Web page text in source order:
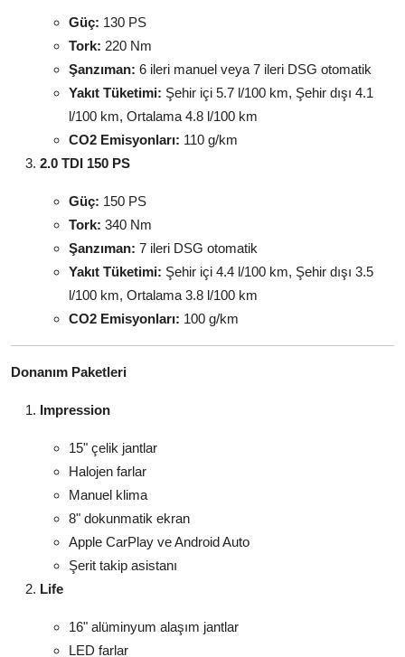
Güç: 130 PS
Tork: 220 Nm
Şanzıman: 6 ileri manuel veya 7 ileri DSG otomatik
Yakıt Tüketimi: Şehir içi 5.7 l/100 km, Şehir dışı 4.1
l/100 km, Ortalama 4.8 l/100 km
CO2 Emisyonları: 110 g/km
2.0 TDI 150 PS
Güç: 150 PS
Tork: 340 Nm
Şanzıman: 7 ileri DSG otomatik
Yakıt Tüketimi: Şehir içi 4.4 l/100 km, Şehir dışı 3.5
l/100 km, Ortalama 3.8 l/100 km
CO2 Emisyonları: 100 g/km
Donanım Paketleri
Impression
15" çelik jantlar
Halojen farlar
Manuel klima
8" dokunmatik ekran
Apple CarPlay ve Android Auto
Şerit takip asistanı
Life
16" alüminyum alaşım jantlar
LED farlar